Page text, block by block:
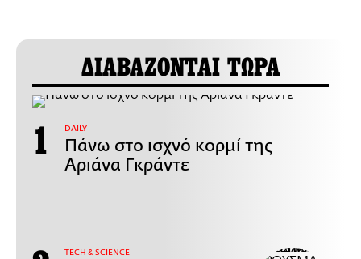
ΔΙΑΒΑΖΟΝΤΑΙ ΤΩΡΑ
DAILY
Πάνω στο ισχνό κορμί της
Αριάνα Γκράντε
ΤECH & SCIENCE